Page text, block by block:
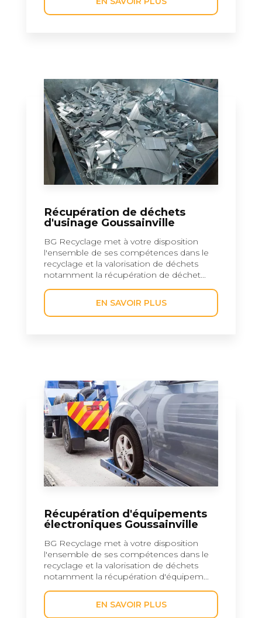
Récupération de déchets
d'usinage Goussainville
BG Recyclage met à votre disposition
l'ensemble de ses compétences dans le
recyclage et la valorisation de déchets
notamment la récupération de déchet...
EN SAVOIR PLUS
Récupération d'équipements
électroniques Goussainville
BG Recyclage met à votre disposition
l'ensemble de ses compétences dans le
recyclage et la valorisation de déchets
notamment la récupération d'équipem...
EN SAVOIR PLUS